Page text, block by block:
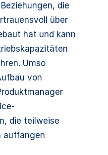
die
über
hat und kann
Umso
von
die teilweise
auffangen